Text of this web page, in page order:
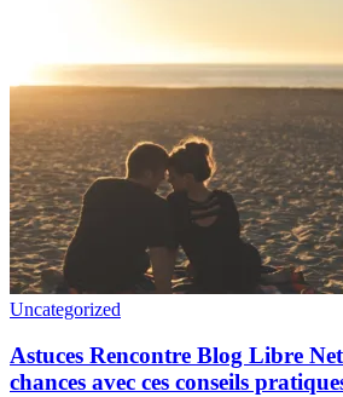
Uncategorized
Astuces Rencontre Blog Libre
chances avec ces conseils